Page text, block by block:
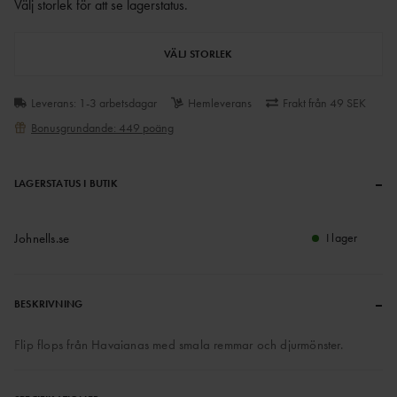
Välj storlek för att se lagerstatus.
VÄLJ STORLEK
Leverans: 1-3 arbetsdagar Hemleverans
Frakt från 49 SEK
Bonusgrundande: 449 poäng
LAGERSTATUS I BUTIK –
Johnells.se I lager
BESKRIVNING –
Flip flops från Havaianas med smala remmar och djurmönster.